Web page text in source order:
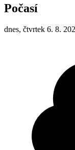
Počasí
dnes, čtvrtek 6. 8.